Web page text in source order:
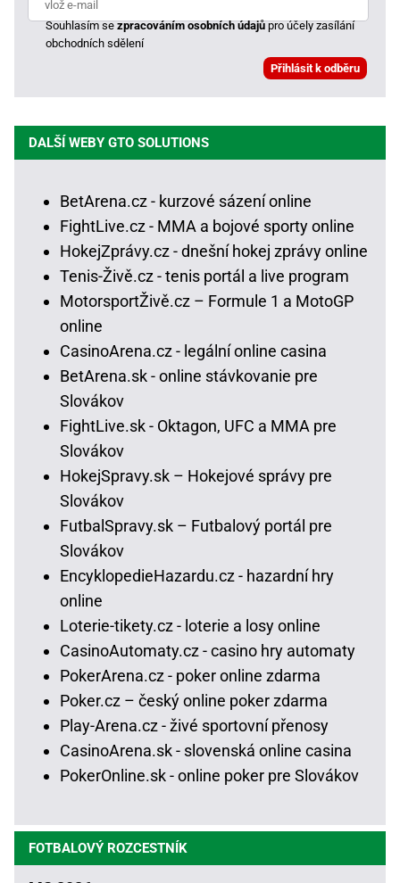
Souhlasím sezpracováním osobních údajůpro účely zasílání
obchodních sdělení
DALŠÍ WEBY GTO SOLUTIONS
BetArena.cz - kurzové sázení online
FightLive.cz - MMA a bojové sporty online
HokejZprávy.cz - dnešní hokej zprávy online
Tenis-Živě.cz - tenis portál a live program
MotorsportŽivě.cz – Formule 1 a MotoGP
online
CasinoArena.cz - legální online casina
BetArena.sk - online stávkovanie pre
Slovákov
FightLive.sk - Oktagon, UFC a MMA pre
Slovákov
HokejSpravy.sk – Hokejové správy pre
Slovákov
FutbalSpravy.sk – Futbalový portál pre
Slovákov
EncyklopedieHazardu.cz - hazardní hry
online
Loterie-tikety.cz - loterie a losy online
CasinoAutomaty.cz - casino hry automaty
PokerArena.cz - poker online zdarma
Poker.cz – český online poker zdarma
Play-Arena.cz - živé sportovní přenosy
CasinoArena.sk - slovenská online casina
PokerOnline.sk - online poker pre Slovákov
FOTBALOVÝ ROZCESTNÍK